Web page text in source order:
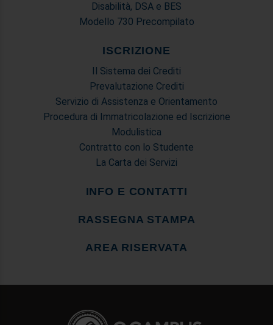
Disabilità, DSA e BES
Modello 730 Precompilato
ISCRIZIONE
Il Sistema dei Crediti
Prevalutazione Crediti
Servizio di Assistenza e Orientamento
Procedura di Immatricolazione ed Iscrizione
Modulistica
Contratto con lo Studente
La Carta dei Servizi
INFO E CONTATTI
RASSEGNA STAMPA
AREA RISERVATA